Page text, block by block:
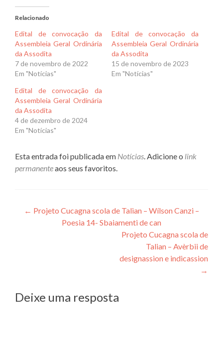
Relacionado
Edital de convocação da
Assembleia Geral Ordinária
da Assodita
7 de novembro de 2022
Em "Notícias"
Edital de convocação da
Assembleia Geral Ordinária
da Assodita
15 de novembro de 2023
Em "Notícias"
Edital de convocação da
Assembleia Geral Ordinária
da Assodita
4 de dezembro de 2024
Em "Notícias"
Esta entrada foi publicada em Notícias. Adicione o link
permanenteaos seus favoritos.
Navegação
← Projeto Cucagna scola de Talian – Wílson Canzi –
Poesia 14- Sbaiamenti de can
Projeto Cucagna scola de
Talian – Avèrbii de
designassion e indicassion
→
Deixe uma resposta